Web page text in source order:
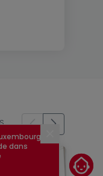
Fermer
!
dans